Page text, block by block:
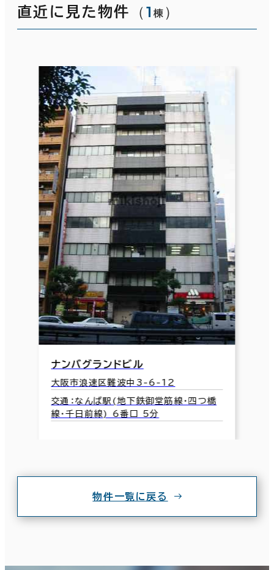
直近に見た物件 （1 棟 ）
ナンバグランドビル
大阪市浪速区難波中3-6-12
交通：なんば駅(地下鉄御堂筋線･四つ橋
線･千日前線) 6番口 5分
物件一覧に戻る